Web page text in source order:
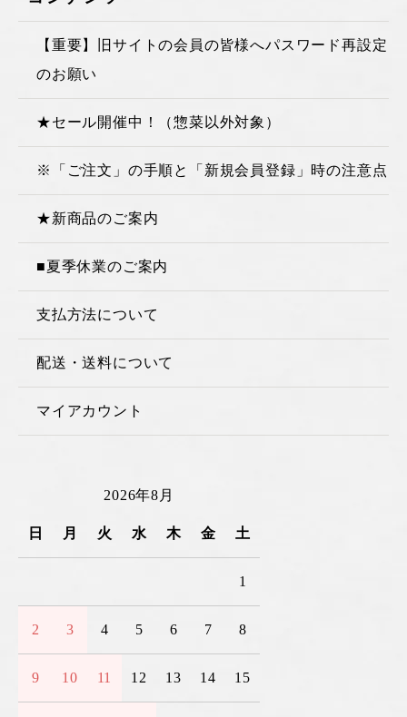
【重要】旧サイトの会員の皆様へパスワード再設定
のお願い
★セール開催中！（惣菜以外対象）
※「ご注文」の手順と「新規会員登録」時の注意点
★新商品のご案内
■夏季休業のご案内
支払方法について
配送・送料について
マイアカウント
2026年8月
日 月 火 水 木 金 土
1
2 3 4 5 6 7 8
9 10 11 12 13 14 15